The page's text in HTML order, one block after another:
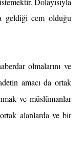
geldiği cem olduğu
olmalarını ve
amacı da ortak
ve müslümanlar
alanlarda ve bir